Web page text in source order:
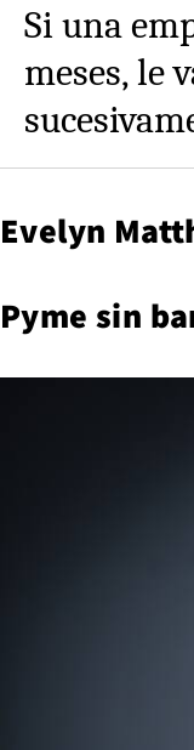
Si una
meses, le
Evelyn
Pyme sin